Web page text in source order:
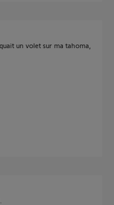
un volet sur ma tahoma,